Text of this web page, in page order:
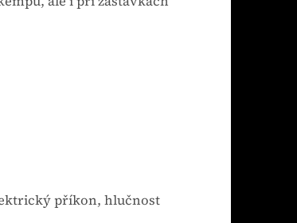
příkon, hlučnost